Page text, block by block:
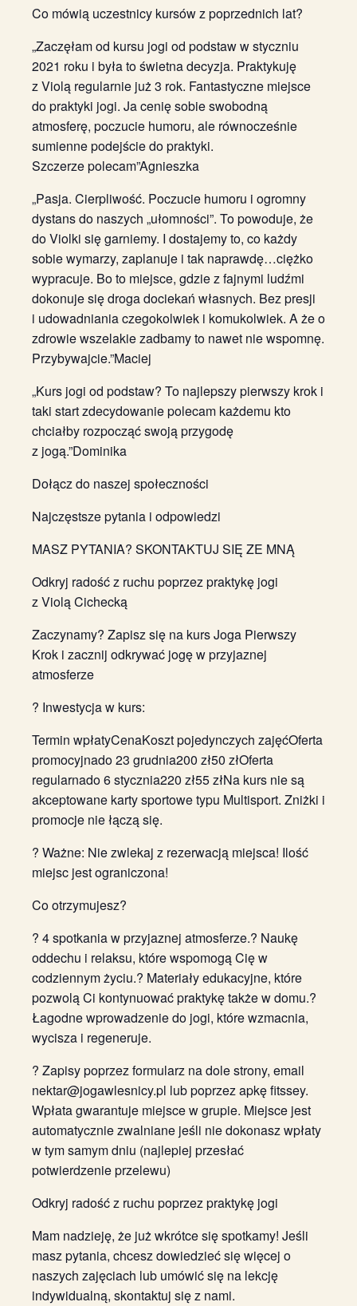
Co mówią uczestnicy kursów z poprzednich lat?
„Zaczęłam od kursu jogi od podstaw w styczniu
2021 roku i była to świetna decyzja. Praktykuję
z Violą regularnie już 3 rok. Fantastyczne miejsce
do praktyki jogi. Ja cenię sobie swobodną
atmosferę, poczucie humoru, ale równocześnie
sumienne podejście do praktyki.
Szczerze polecam”Agnieszka
„Pasja. Cierpliwość. Poczucie humoru i ogromny
dystans do naszych „ułomności”. To powoduje, że
do Violki się garniemy. I dostajemy to, co każdy
sobie wymarzy, zaplanuje i tak naprawdę…ciężko
wypracuje. Bo to miejsce, gdzie z fajnymi ludźmi
dokonuje się droga dociekań własnych. Bez presji
i udowadniania czegokolwiek i komukolwiek. A że o
zdrowie wszelakie zadbamy to nawet nie wspomnę.
Przybywajcie.”Maciej
„Kurs jogi od podstaw? To najlepszy pierwszy krok i
taki start zdecydowanie polecam każdemu kto
chciałby rozpocząć swoją przygodę
z jogą.”Dominika
Dołącz do naszej społeczności
Najczęstsze pytania i odpowiedzi
MASZ PYTANIA? SKONTAKTUJ SIĘ ZE MNĄ
Odkryj radość z ruchu poprzez praktykę jogi
z Violą Cichecką
Zaczynamy? Zapisz się na kurs Joga Pierwszy
Krok i zacznij odkrywać jogę w przyjaznej
atmosferze
? Inwestycja w kurs:
Termin wpłatyCenaKoszt pojedynczych zajęćOferta
promocyjnado 23 grudnia200 zł50 złOferta
regularnado 6 stycznia220 zł55 złNa kurs nie są
akceptowane karty sportowe typu Multisport. Zniżki i
promocje nie łączą się.
? Ważne: Nie zwlekaj z rezerwacją miejsca! Ilość
miejsc jest ograniczona!
Co otrzymujesz?
? 4 spotkania w przyjaznej atmosferze.? Naukę
oddechu i relaksu, które wspomogą Cię w
codziennym życiu.? Materiały edukacyjne, które
pozwolą Ci kontynuować praktykę także w domu.?
Łagodne wprowadzenie do jogi, które wzmacnia,
wycisza i regeneruje.
? Zapisy poprzez formularz na dole strony, email
nektar@jogawlesnicy.pl lub poprzez apkę fitssey.
Wpłata gwarantuje miejsce w grupie. Miejsce jest
automatycznie zwalniane jeśli nie dokonasz wpłaty
w tym samym dniu (najlepiej przesłać
potwierdzenie przelewu)
Odkryj radość z ruchu poprzez praktykę jogi
Mam nadzieję, że już wkrótce się spotkamy! Jeśli
masz pytania, chcesz dowiedzieć się więcej o
naszych zajęciach lub umówić się na lekcję
indywidualną, skontaktuj się z nami.